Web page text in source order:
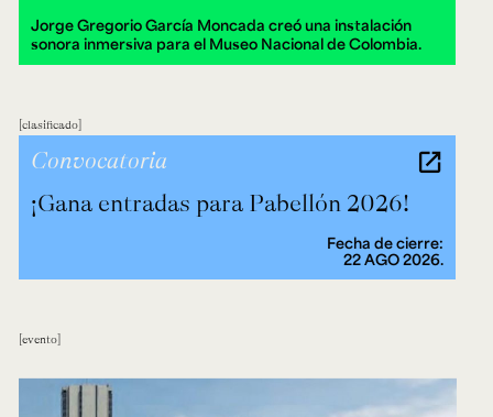
Jorge Gregorio García Moncada creó una instalación
sonora inmersiva para el Museo Nacional de Colombia.
clasificado
¡Gana entradas para Pabellón 2026!
Convocatoria
Fecha de cierre:
22 AGO 2026.
evento